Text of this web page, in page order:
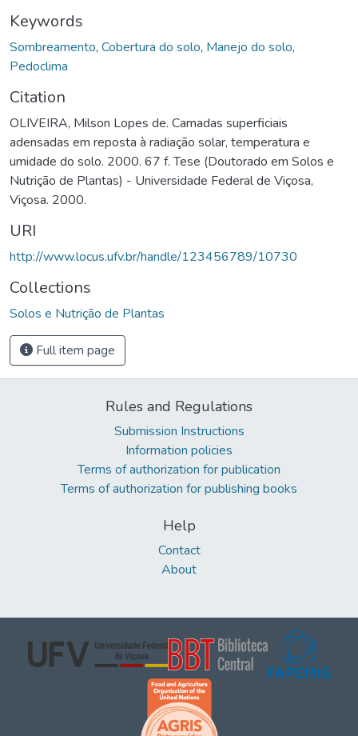
Keywords
Sombreamento, Cobertura do solo, Manejo do solo,
Pedoclima
Citation
OLIVEIRA, Milson Lopes de. Camadas superficiais
adensadas em reposta à radiação solar, temperatura e
umidade do solo. 2000. 67 f. Tese (Doutorado em Solos e
Nutrição de Plantas) - Universidade Federal de Viçosa,
Viçosa. 2000.
URI
http://www.locus.ufv.br/handle/123456789/10730
Collections
Solos e Nutrição de Plantas
Full item page
Rules and Regulations
Submission Instructions
Information policies
Terms of authorization for publication
Terms of authorization for publishing books
Help
Contact
About